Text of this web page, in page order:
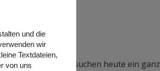
Schritte?Wir besuchen heute ein ganz
und die
wir
Textdateien,
von uns